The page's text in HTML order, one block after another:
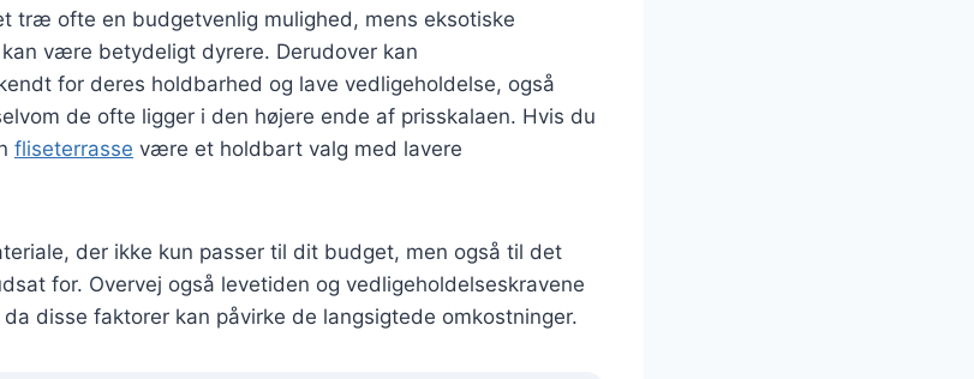
træ ofte en budgetvenlig mulighed, mens eksotiske
være betydeligt dyrere. Derudover kan
for deres holdbarhed og lave vedligeholdelse, også
de ofte ligger i den højere ende af prisskalaen. Hvis du
fliseterrasse være et holdbart valg med lavere
der ikke kun passer til dit budget, men også til det
for. Overvej også levetiden og vedligeholdelseskravene
disse faktorer kan påvirke de langsigtede omkostninger.